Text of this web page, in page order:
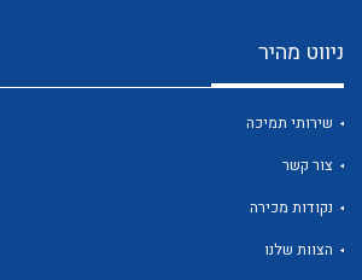
לכל מוצרי היצרןניווט מהיר
שירותי תמיכה
צור קשר
נקודות מכירה
הצוות שלנו